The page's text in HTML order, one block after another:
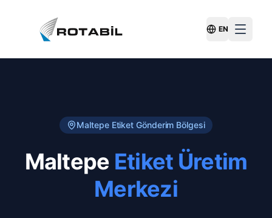
Switch
EN
Maltepe Etiket Gönderim Bölgesi
Maltepe Etiket Üretim
Merkezi